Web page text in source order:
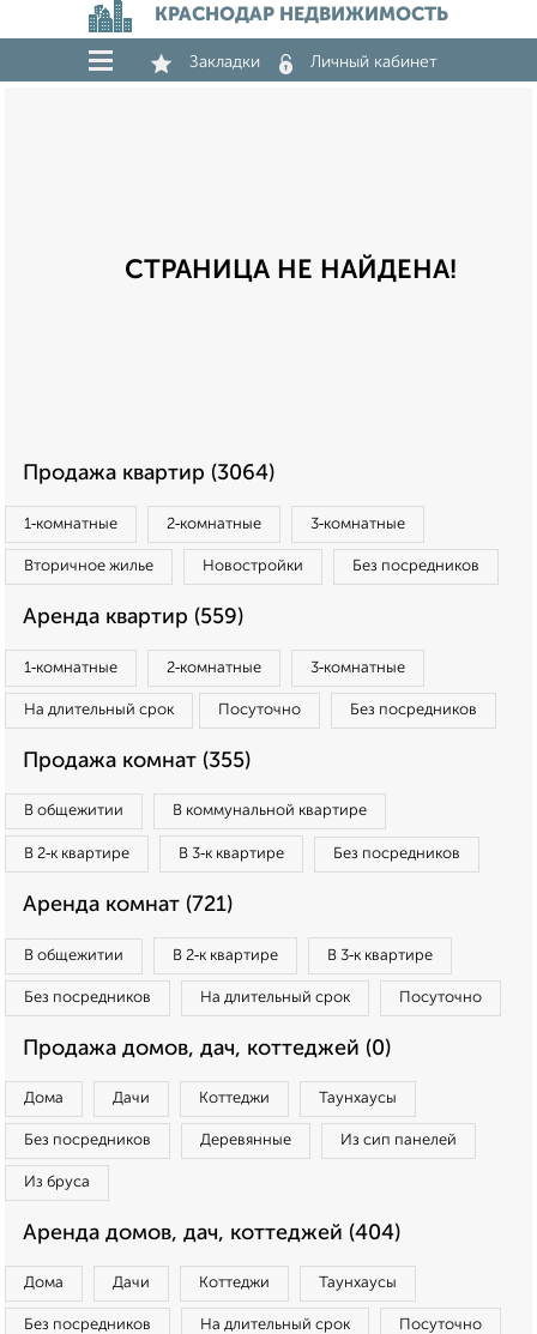
КРАСНОДАР НЕДВИЖИМОСТЬ
Закладки Личный кабинет
СТРАНИЦА НЕ НАЙДЕНА!
Продажа квартир (3064)
1‑комнатные 2‑комнатные 3‑комнатные
Вторичное жилье Новостройки Без посредников
Аренда квартир (559)
1‑комнатные 2‑комнатные 3‑комнатные
На длительный срок Посуточно Без посредников
Продажа комнат (355)
В общежитии В коммунальной квартире
В 2‑к квартире В 3‑к квартире Без посредников
Аренда комнат (721)
В общежитии В 2‑к квартире В 3‑к квартире
Без посредников На длительный срок Посуточно
Продажа домов, дач, коттеджей (0)
Дома Дачи Коттеджи Таунхаусы
Без посредников Деревянные Из сип панелей
Из бруса
Аренда домов, дач, коттеджей (404)
Дома Дачи Коттеджи Таунхаусы
Без посредников На длительный срок Посуточно